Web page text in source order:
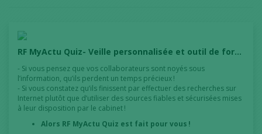
RF MyActu Quiz- Veille personnalisée et outil de formation en ligne
- Si vous pensez que vos collaborateurs sont noyés sous
l’information, qu’ils perdent un temps précieux !
- Si vous constatez qu’ils finissent par effectuer des recherches sur
Internet plutôt que d’utiliser des sources fiables et sécurisées mises
à leur disposition par le cabinet !
Alors RF MyActu Quiz est fait pour vous !